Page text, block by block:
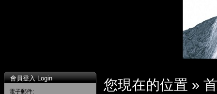
會員登入 Login
電子郵件: 您現在的位置 »